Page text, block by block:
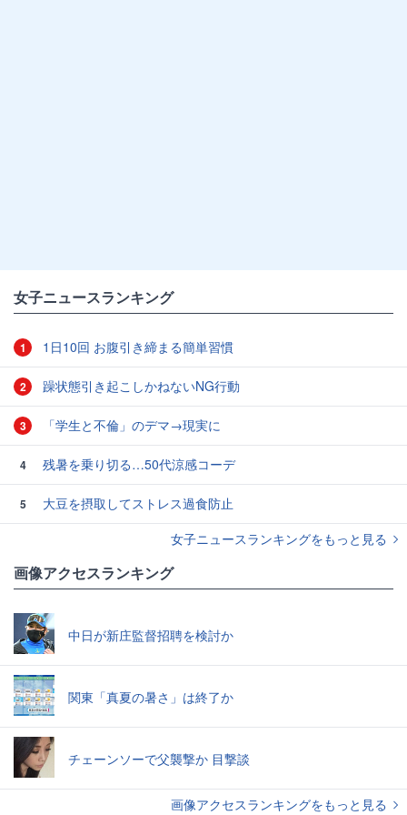
女子ニュースランキング
1 1日10回 お腹引き締まる簡単習慣
2 躁状態引き起こしかねないNG行動
3 「学生と不倫」のデマ→現実に
4 残暑を乗り切る…50代涼感コーデ
5
大豆を摂取してストレス過食防止
女子ニュースランキングをもっと見る
画像アクセスランキング
中日が新庄監督招聘を検討か
関東「真夏の暑さ」は終了か
チェーンソーで父襲撃か 目撃談
画像アクセスランキングをもっと見る